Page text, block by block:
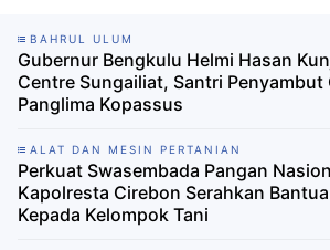
BAHRUL ULUM
Gubernur Bengkulu Helmi Hasan
Centre Sungailiat, Santri Penyambut
Panglima Kopassus
ALAT DAN MESIN PERTANIAN
Perkuat Swasembada Pangan
Kapolresta Cirebon Serahkan
Kepada Kelompok Tani